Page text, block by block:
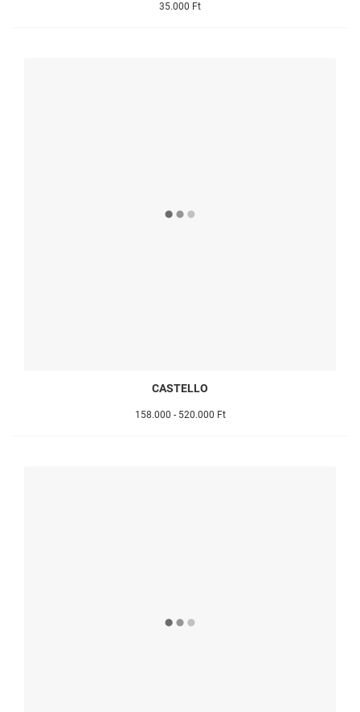
35.000 Ft
CASTELLO
158.000 - 520.000 Ft